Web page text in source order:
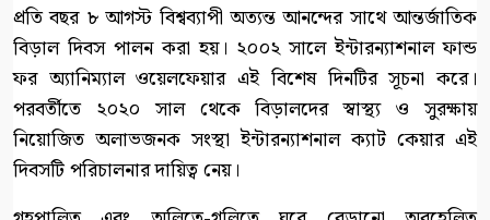
প্রতি বছর ৮ আগস্ট বিশ্বব্যাপী অত্যন্ত আনন্দের সাথে আন্তর্জাতিক
বিড়াল দিবস পালন করা হয়। ২০০২ সালে ইন্টারন্যাশনাল ফান্ড
ফর অ্যানিম্যাল ওয়েলফেয়ার এই বিশেষ দিনটির সূচনা করে।
পরবর্তীতে ২০২০ সাল থেকে বিড়ালদের স্বাস্থ্য ও সুরক্ষায়
নিয়োজিত অলাভজনক সংস্থা ইন্টারন্যাশনাল ক্যাট কেয়ার এই
দিবসটি পরিচালনার দায়িত্ব নেয়।